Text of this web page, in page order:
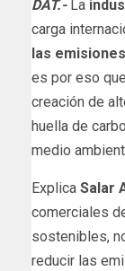
DAT.-La
carga
las
es por eso
creación de
huella de
medio
Explica Salar
comerciales
sostenibles,
reducir las